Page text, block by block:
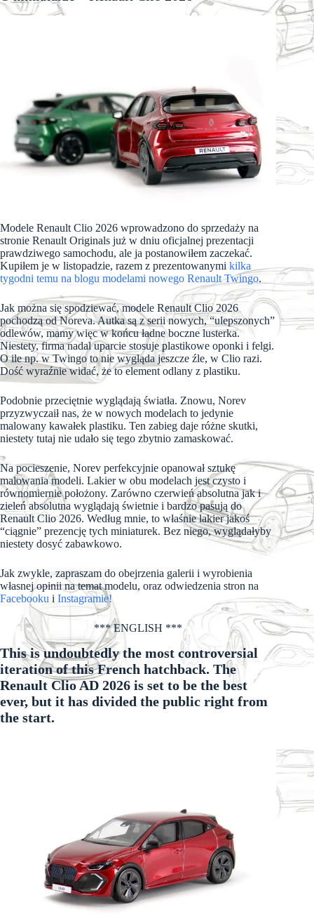
Modele Renault Clio 2026 wprowadzono do sprzedaży na
stronie Renault Originals już w dniu oficjalnej prezentacji
prawdziwego samochodu, ale ja postanowiłem zaczekać.
Kupiłem je w listopadzie, razem z prezentowanymi kilka
tygodni temu na blogu modelami nowego Renault Twingo.
Jak można się spodziewać, modele Renault Clio 2026
pochodzą od Noreva. Autka są z serii nowych, “ulepszonych”
odlewów, mamy więc w końcu ładne boczne lusterka.
Niestety, firma nadal uparcie stosuje plastikowe oponki i felgi.
O ile np. w Twingo to nie wygląda jeszcze źle, w Clio razi.
Dość wyraźnie widać, że to element odlany z plastiku.
Podobnie przeciętnie wyglądają światła. Znowu, Norev
przyzwyczaił nas, że w nowych modelach to jedynie
malowany kawałek plastiku. Ten zabieg daje różne skutki,
niestety tutaj nie udało się tego zbytnio zamaskować.
Na pocieszenie, Norev perfekcyjnie opanował sztukę
malowania modeli. Lakier w obu modelach jest czysto i
równomiernie położony. Zarówno czerwień absolutna jak i
zieleń absolutna wyglądają świetnie i bardzo pasują do
Renault Clio 2026. Według mnie, to właśnie lakier jakoś
“ciągnie” prezencję tych miniaturek. Bez niego, wyglądałyby
niestety dosyć zabawkowo.
Jak zwykle, zapraszam do obejrzenia galerii i wyrobienia
własnej opinii na temat modelu, oraz odwiedzenia stron na
Facebooku i Instagramie!
*** ENGLISH ***
This is undoubtedly the most controversial
iteration of this French hatchback. The
Renault Clio AD 2026 is set to be the best
ever, but it has divided the public right from
the start.